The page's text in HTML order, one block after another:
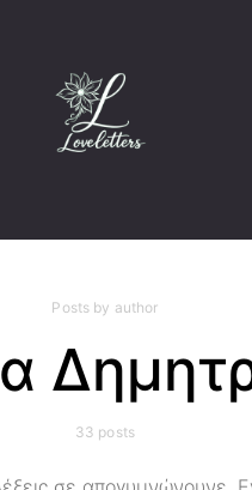
Posts by author
33 posts